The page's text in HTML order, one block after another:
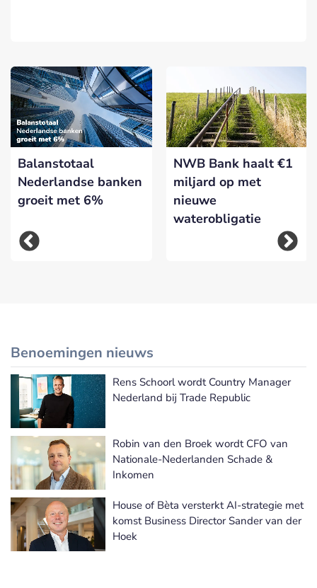
Balanstotaal
Nederlandse banken
groeit met 6%
NWB Bank haalt €1
miljard op met
nieuwe
waterobligatie
Benoemingen nieuws
Meer Benoemingen nieuws
Rens Schoorl wordt Country Manager
Nederland bij Trade Republic
Robin van den Broek wordt CFO van
Nationale-Nederlanden Schade &
Inkomen
House of Bèta versterkt AI-strategie met
komst Business Director Sander van der
Hoek